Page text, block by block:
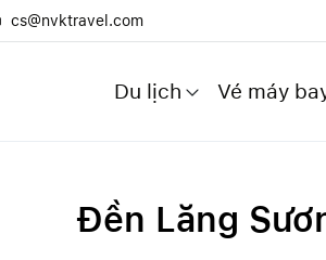
cs@nvktravel.com
Du lịch Vé máy
Đền Lăng